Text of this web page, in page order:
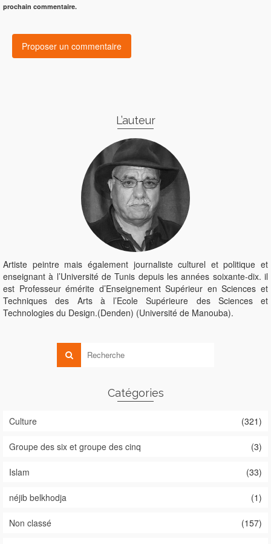
prochain commentaire.
L’auteur
Artiste peintre mais également journaliste culturel et politique et
enseignant à l’Université de Tunis depuis les années soixante-dix. il
est Professeur émérite d’Enseignement Supérieur en Sciences et
Techniques des Arts à l’Ecole Supérieure des Sciences et
Technologies du Design.(Denden) (Université de Manouba).
Catégories
Culture (321)
Groupe des six et groupe des cinq (3)
Islam (33)
néjib belkhodja (1)
Non classé (157)